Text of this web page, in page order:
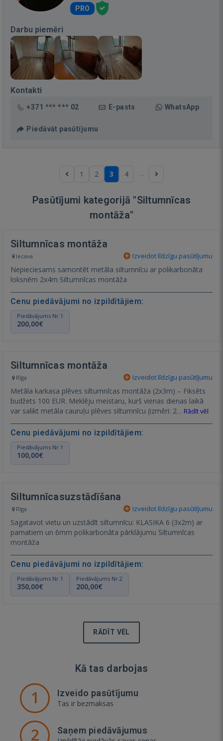
PRO
Darbu piemēri
Kontakti
+371 *** *** 02 E-pasts WhatsApp
Piedāvāt pasūtījumu
1 2 3 4 ...
Pasūtījumi kategorijā "Siltumnīcas
montāža"
Siltumnīcas montāža
Iecava Izveidot līdzīgu pasūtījumu
Nepieciesams samontēt metāla siltumnīcu ar polikarbonāta
loksnēm 2x4m Siltumnīcas montāža
Cenu piedāvājumi no izpildītājiem:
Piedāvājums Nr.1
200,00€
Siltumnīcas montāža
Rīga Izveidot līdzīgu pasūtījumu
Metāla karkasa plēves siltumnīcas montāža (2x3m) – Fiksēts
budžets 100 EUR. Meklēju meistaru, kurš vienas dienas laikā
var salikt metāla cauruļu plēves siltumnīcu (izmēri: 2… Rādīt vēl
Cenu piedāvājumi no izpildītājiem:
Piedāvājums Nr.1
100,00€
Siltumnīcasuzstādīšana
Rīga Izveidot līdzīgu pasūtījumu
Sagatavot vietu un uzstādīt siltumnīcu: KLASIKA 6 (3x2m) ar
pamatiem un 6mm polikarbonāta pārklājumu Siltumnīcas
montāža
Cenu piedāvājumi no izpildītājiem:
Piedāvājums Nr.1
350,00€
Piedāvājums Nr.2
200,00€
RĀDĪT VĒL
Kā tas darbojas
1 Izveido pasūtījumu
Tas ir bezmaksas
2 Saņem piedāvājumus